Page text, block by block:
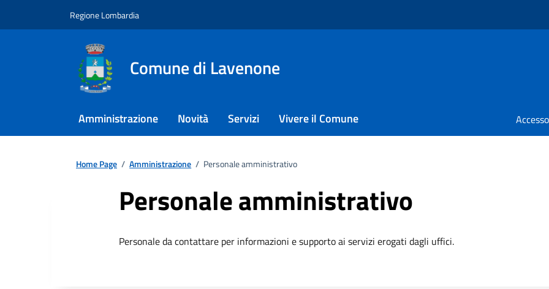
Regione Lombardia
Comune di Lavenone
Amministrazione Novità Servizi Vivere il Comune
Home Page / Amministrazione / Personale amministrativo
Personale amministrativo
Personale da contattare per informazioni e supporto ai servizi erogati dagli uffici.